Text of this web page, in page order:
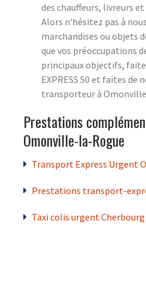
des chauffeurs, livreurs
Alors n'hésitez pas à
marchandises ou objets
que vos préoccupations
principaux objectifs,
EXPRESS 50 et faites de
transporteur à
Prestations
Omonville-la-Rogue
Transport Express Urgent
Prestations transport-
Taxi colis urgent